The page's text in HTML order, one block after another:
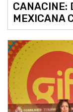
CANACINE:
MEXICANA